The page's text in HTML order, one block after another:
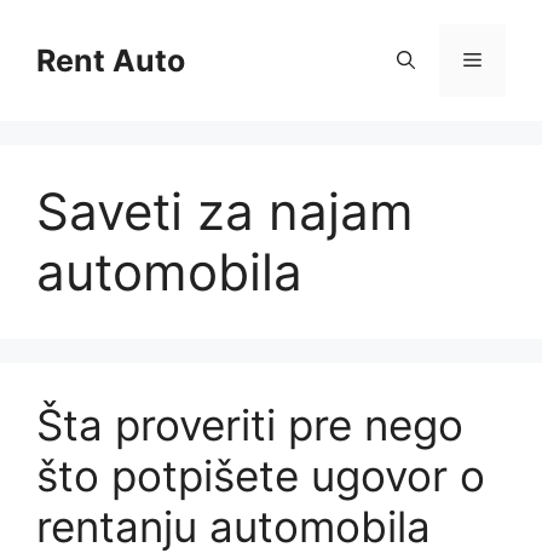
contentRent Auto Menu
Saveti za najam
automobila
Šta proveriti pre nego
što potpišete ugovor o
rentanju automobila